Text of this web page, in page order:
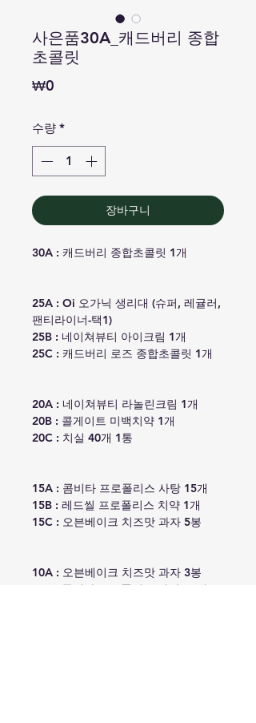
사은품30A_캐드버리 종합
초콜릿
₩0
수량 *
장바구니
30A : 캐드버리 종합초콜릿 1개
25A : Oi 오가닉 생리대 (슈퍼, 레귤러,
팬티라이너-택1)
25B : 네이쳐뷰티 아이크림 1개
25C : 캐드버리 로즈 종합초콜릿 1개
20A : 네이쳐뷰티 라놀린크림 1개
20B : 콜게이트 미백치약 1개
20C : 치실 40개 1통
15A : 콤비타 프로폴리스 사탕 15개
15B : 레드씰 프로폴리스 치약 1개
15C : 오븐베이크 치즈맛 과자 5봉
10A : 오븐베이크 치즈맛 과자 3봉
10B : 콤비타 프로폴리스 사탕 10개